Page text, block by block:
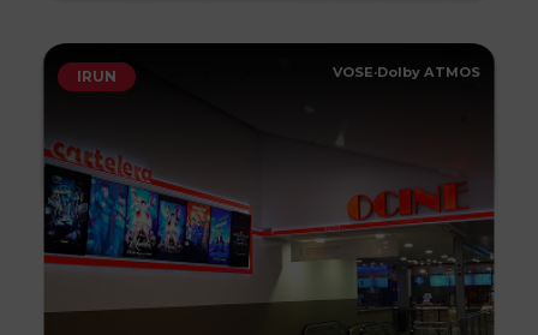
IRUN VOSE·Dolby ATMOS